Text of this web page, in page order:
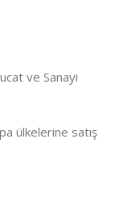
ve Sanayi
ülkelerine satış